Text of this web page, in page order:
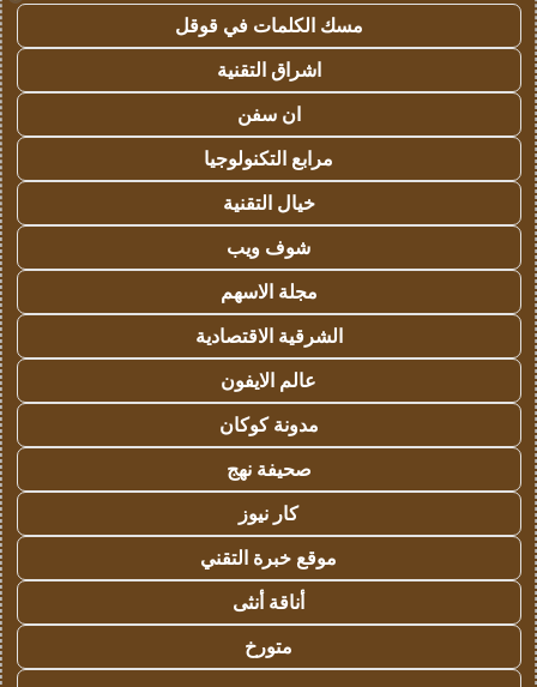
مسك الكلمات في قوقل
اشراق التقنية
ان سفن
مرابع التكنولوجيا
خيال التقنية
شوف ويب
مجلة الاسهم
الشرقية الاقتصادية
عالم الايفون
مدونة كوكان
صحيفة نهج
كار نيوز
موقع خبرة التقني
أناقة أنثى
متورخ